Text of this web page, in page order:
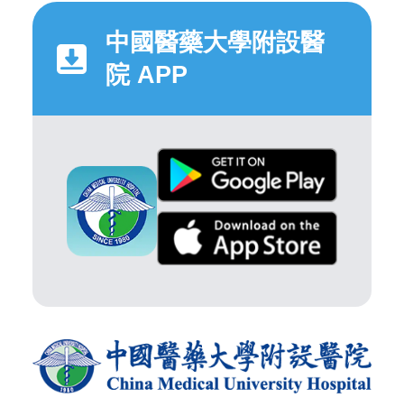
中國醫藥大學附設醫
院 APP